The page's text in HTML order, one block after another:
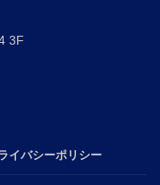
3F
イバシーポリシー